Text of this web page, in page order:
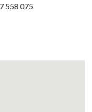
558 075